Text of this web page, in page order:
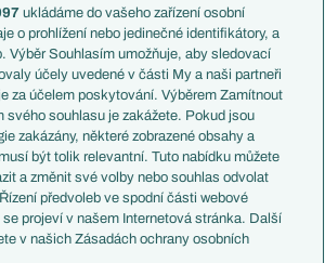
Francie
Itálie
Německo
Španělsko
Argentina
Brazílie
Přestupy
Zápasy
Livescore
Tipovací soutěž
ukládáme do vašeho zařízení osobní
o prohlížení nebo jedinečné identifikátory, a
Výběr Souhlasím umožňuje, aby sledovací
účely uvedené v části My a naši partneři
za účelem poskytování. Výběrem Zamítnout
svého souhlasu je zakážete. Pokud jsou
zakázány, některé zobrazené obsahy a
být tolik relevantní. Tuto nabídku můžete
a změnit své volby nebo souhlas odvolat
předvoleb ve spodní části webové
se projeví v našem Internetová stránka. Další
v našich Zásadách ochrany osobních